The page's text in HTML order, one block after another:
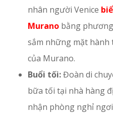
nhân người Venice
Murano bằng
sắm những mặt
của Murano.
Buổi tối:Đoàn di
bữa tối tại nhà hàng
nhận phòng nghỉ